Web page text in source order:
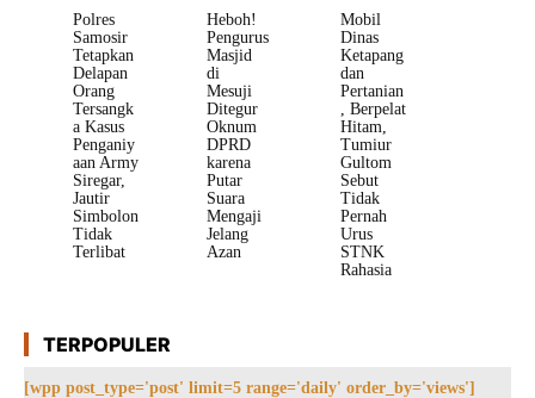
Polres
Samosir
Tetapkan
Delapan
Orang
Tersangk
a Kasus
Penganiy
aan Army
Siregar,
Jautir
Simbolon
Tidak
Terlibat
Heboh!
Pengurus
Masjid
di
Mesuji
Ditegur
Oknum
DPRD
karena
Putar
Suara
Mengaji
Jelang
Azan
Mobil
Dinas
Ketapang
dan
Pertanian
, Berpelat
Hitam,
Tumiur
Gultom
Sebut
Tidak
Pernah
Urus
STNK
Rahasia
TERPOPULER
[wpp post_type='post' limit=5 range='daily' order_by='views']